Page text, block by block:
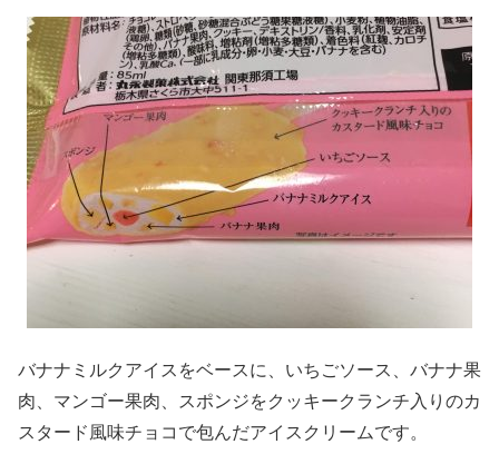
バナナミルクアイスをベースに、いちごソース、バナナ果
肉、マンゴー果肉、スポンジをクッキークランチ入りのカ
スタード風味チョコで包んだアイスクリームです。